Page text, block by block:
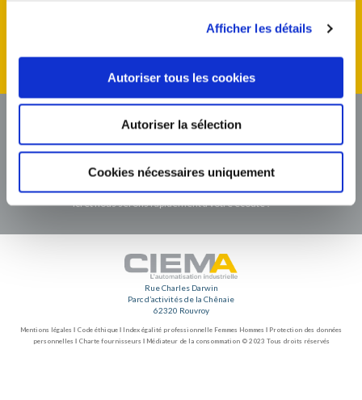
Afficher les détails
Autoriser tous les cookies
Autoriser la sélection
Cookies nécessaires uniquement
depuis plus de 40 ans, situé dans la région Hauts-de-
France, CIEMA propose un service clé en main dans ses
Un projet en perspective, un chantier en cours, des travaux à
réaliser en urgence, une préoccupation technique, une demande
d’accompagnement, un besoin de conseil, une demande
d’information ou encore une suggestion d’amélioration… Cliquez
ici et nous serons rapidement à votre écoute !
Rue Charles Darwin
Parc d’activités de la Chênaie
62320 Rouvroy
Mentions légales Ι Code éthique Ι Index égalité professionnelle Femmes Hommes Ι Protection des données
personnelles Ι Charte fournisseurs Ι Médiateur de la consommation© 2023 Tous droits réservés